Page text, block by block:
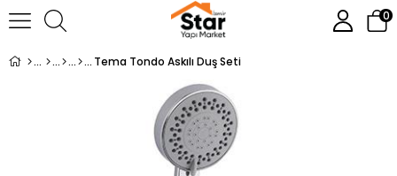
0
Tema Tondo Askılı Duş Seti